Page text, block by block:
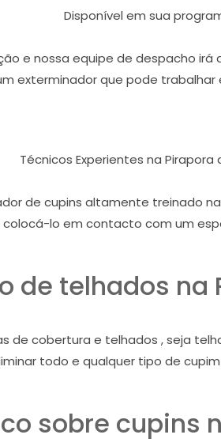
Disponível em sua
e nossa equipe de despacho
exterminador que pode trabalhar
Técnicos Experientes na Pirapora
de cupins altamente treinado
lo em contacto com um
de telhados na
de cobertura e telhados , seja
todo e qualquer tipo de
sobre cupins